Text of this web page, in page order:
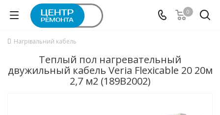
0
Нагрівальний кабель
Теплый пол нагревательный
двужильный кабель Veria Flexicable 20 20м
2,7 м2 (189B2002)